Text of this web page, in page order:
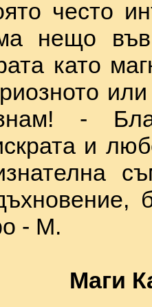
често
нещо във
като
-
и
- М.
Маги